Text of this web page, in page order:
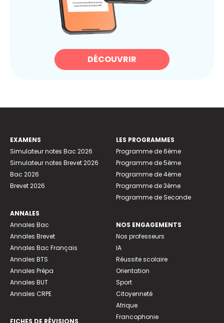
DÉCOUVRIR
EXAMENS
Simulateur notes Bac 2026
Simulateur notes Brevet 2026
Bac 2026
Brevet 2026
ANNALES
Annales Bac
Annales Brevet
Annales Bac Français
Annales BTS
Annales Prépa
Annales BUT
Annales CRPE
FICHES DE RÉVISIONS
LES PROGRAMMES
Programme de 6ème
Programme de 5ème
Programme de 4ème
Programme de 3ème
Programme de Seconde
NOS ENGAGEMENTS
Nos professeurs
IA
Réussite scolaire
Orientation
Sport
Citoyenneté
Afrique
Francophonie